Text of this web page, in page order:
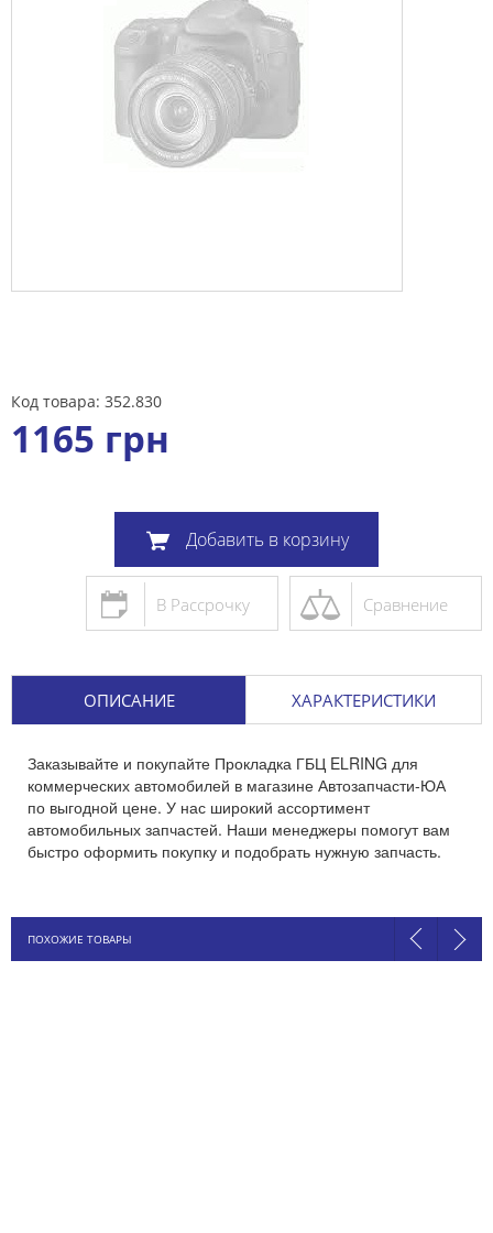
Код товара: 352.830
1165 грн
Добавить в корзину
Сравнение
В Рассрочку
ОПИСАНИЕ ХАРАКТЕРИСТИКИ
Заказывайте и покупайте Прокладка ГБЦ ELRING для
коммерческих автомобилей в магазине Автозапчасти-ЮА
по выгодной цене. У нас широкий ассортимент
автомобильных запчастей. Наши менеджеры помогут вам
быстро оформить покупку и подобрать нужную запчасть.
ПОХОЖИЕ ТОВАРЫ